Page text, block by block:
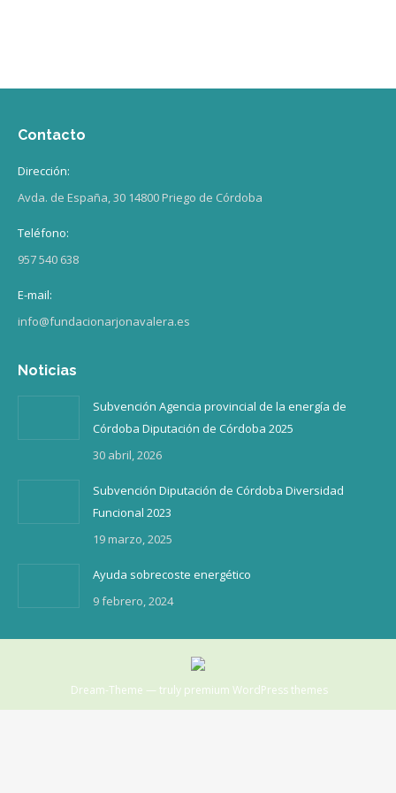
Contacto
Dirección:
Avda. de España, 30 14800 Priego de Córdoba
Teléfono:
957 540 638
E-mail:
info@fundacionarjonavalera.es
Noticias
Subvención Agencia provincial de la energía de
Córdoba Diputación de Córdoba 2025
30 abril, 2026
Subvención Diputación de Córdoba Diversidad
Funcional 2023
19 marzo, 2025
Ayuda sobrecoste energético
9 febrero, 2024
Dream-Theme — truly premium WordPress themes